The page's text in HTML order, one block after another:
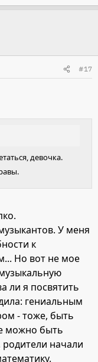
#17
девочка.
У меня
к
Но вот не мое
ли я посвятить
гениальным
- тоже, быть
можно быть
начали